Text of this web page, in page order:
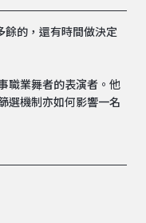
的，還有時間做決定
職業舞者的表演者。他
選機制亦如何影響一名